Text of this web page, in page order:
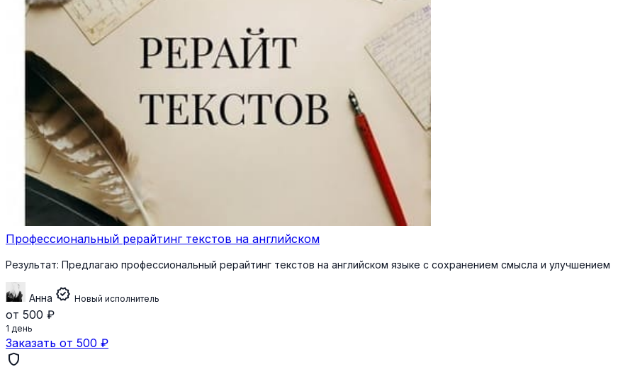
Профессиональный рерайтинг текстов на английском
Результат: Предлагаю профессиональный рерайтинг текстов на английском языке с сохранением смысла и улучшением
Aнна verified Новый исполнитель
от 500 ₽
1 день
Заказать от 500 ₽
shield